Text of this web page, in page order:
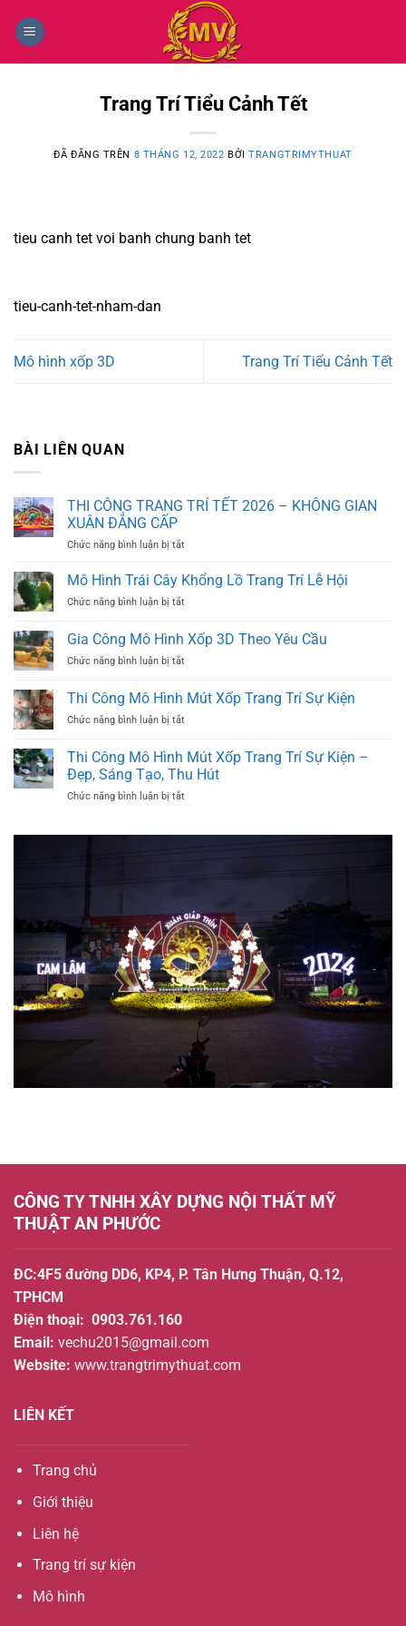
đến
Trang Trí Tiểu Cảnh Tết
ĐÃ ĐĂNG TRÊN 8 THÁNG 12, 2022 BỞITRANGTRIMYTHUAT
tieu canh tet voi banh chung banh tet
tieu-canh-tet-nham-dan
Mô hình xốp 3D Trang Trí Tiểu Cảnh Tết
BÀI LIÊN QUAN
THI CÔNG TRANG TRÍ TẾT 2026 – KHÔNG GIAN
XUÂN ĐẲNG CẤP
Chức năng bình luận bị tắtở
CÔNG
TRANG
TRÍ
2026
KHÔNG
XUÂN
Mô Hình Trái Cây Khổng Lồ Trang Trí Lễ Hội
Chức năng bình luận bị tắtở
Hình
Trái
Cây
Lồ
Trí
Hội
Gia Công Mô Hình Xốp 3D Theo Yêu Cầu
Chức năng bình luận bị tắtở
Công
Mô
Hình
3D
Theo
Yêu
Cầu
Thi Công Mô Hình Mút Xốp Trang Trí Sự Kiện
Chức năng bình luận bị tắtở
Công
Mô
Hình
Mút
Thi Công Mô Hình Mút Xốp Trang Trí Sự Kiện –
Đẹp, Sáng Tạo, Thu Hút
Chức năng bình luận bị tắtở
Trí
Sự
Kiện
–
Đẹp,
Sáng
Tạo,
Thu
Hút
CÔNG TY TNHH XÂY DỰNG NỘI THẤT MỸ
THUẬT AN PHƯỚC
ĐC:4F5 đường DD6, KP4, P. Tân Hưng Thuận, Q.12,
TPHCM
Điện thoại: 0903.761.160
Email: vechu2015@gmail.com
Website: www.trangtrimythuat.com
LIÊN KẾT
Trang chủ
Giới thiệu
Liên hệ
Trang trí sự kiện
Mô hình